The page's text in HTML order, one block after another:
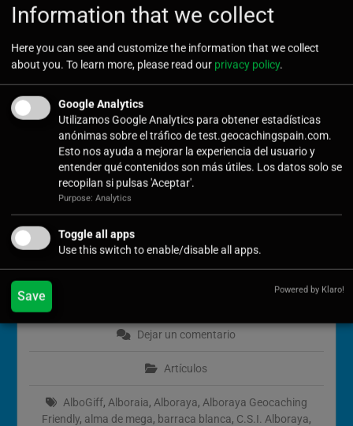
Castilla y León ,Charros Team,cortos,España
Film Festival,Geocachingspain,GIFF,grabación de
cortos,GS ,material extra, Salamanca
el pase se hace en eventos locales. Y sigue habiendo
novedades y sorpresas, como que este año son dos los
finalistas españoles que han entrado en
Leer más
18
abierta al geocaching
Dejar un comentario
Artículos
AlboGiff, Alboraia, Alboraya, Alboraya Geocaching
Friendly, alma de mega, barraca blanca, C.S.I. Alboraya,
Information that we collect
Here you can see and customize the information that we collect
about you. To learn more, please read our privacy policy.
Google Analytics
Utilizamos Google Analytics para obtener estadísticas
anónimas sobre el tráfico de test.geocachingspain.com.
Esto nos ayuda a mejorar la experiencia del usuario y
entender qué contenidos son más útiles. Los datos solo se
recopilan si pulsas 'Aceptar'.
Purpose: Analytics
Toggle all apps
Use this switch to enable/disable all apps.
Save Powered by Klaro!